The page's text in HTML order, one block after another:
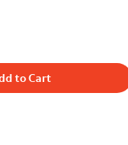
to Cart